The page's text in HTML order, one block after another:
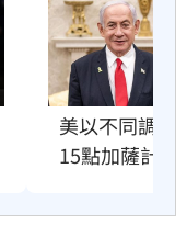
美以不同調！
15點加薩計畫